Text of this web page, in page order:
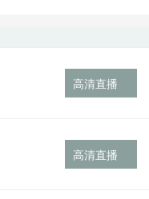
高清直播
高清直播